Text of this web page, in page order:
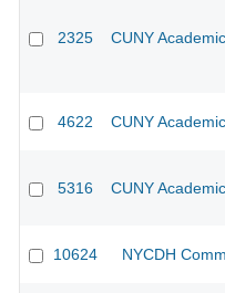
2325 CUNY
4622 CUNY
5316 CUNY
10624 NYCDH